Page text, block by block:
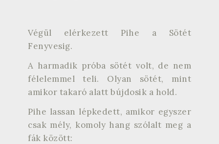
Végül elérkezett Pihe a Sötét
Fenyvesig.
A harmadik próba sötét volt, de nem
félelemmel teli. Olyan sötét, mint
amikor takaró alatt bújdosik a hold.
Pihe lassan lépkedett, amikor egyszer
csak mély, komoly hang szólalt meg a
fák között: